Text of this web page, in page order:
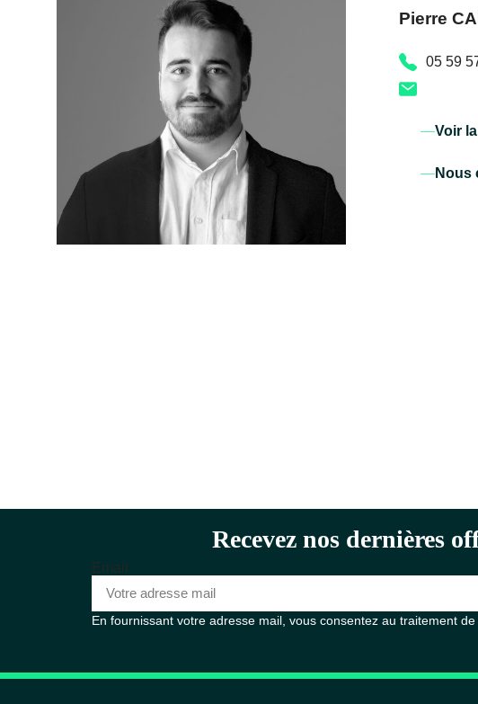
Pierre
05 59
Voir
Nous
Recevez nos dernières
Email
En fournissant votre adresse mail, vous consentez au traitement